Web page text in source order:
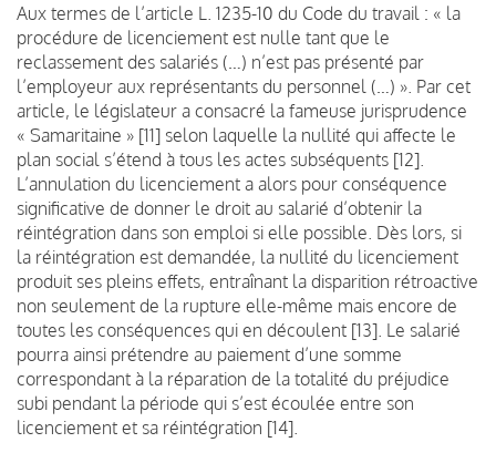
Aux termes de l’article L. 1235-10 du Code du travail : « la
procédure de licenciement est nulle tant que le
reclassement des salariés (…) n’est pas présenté par
l’employeur aux représentants du personnel (…) ». Par cet
article, le législateur a consacré la fameuse jurisprudence
« Samaritaine » [11] selon laquelle la nullité qui affecte le
plan social s’étend à tous les actes subséquents [12].
L’annulation du licenciement a alors pour conséquence
significative de donner le droit au salarié d’obtenir la
réintégration dans son emploi si elle possible. Dès lors, si
la réintégration est demandée, la nullité du licenciement
produit ses pleins effets, entraînant la disparition rétroactive
non seulement de la rupture elle-même mais encore de
toutes les conséquences qui en découlent [13]. Le salarié
pourra ainsi prétendre au paiement d’une somme
correspondant à la réparation de la totalité du préjudice
subi pendant la période qui s’est écoulée entre son
licenciement et sa réintégration [14].